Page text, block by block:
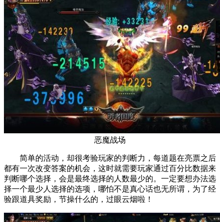
恶魔战场
简单的活动，却很考验玩家的判断力，每道题在亮票之后
都有一次改变答案的机会，这时就需要玩家通过百分比数据来
判断哪个选择，会是最终选择的人数最少的。一定要想办法选
择一个最少人选择的选项，哪怕不是真心话也无所谓，为了经
验跟道具奖励，节操什么的，过眼云烟啦！